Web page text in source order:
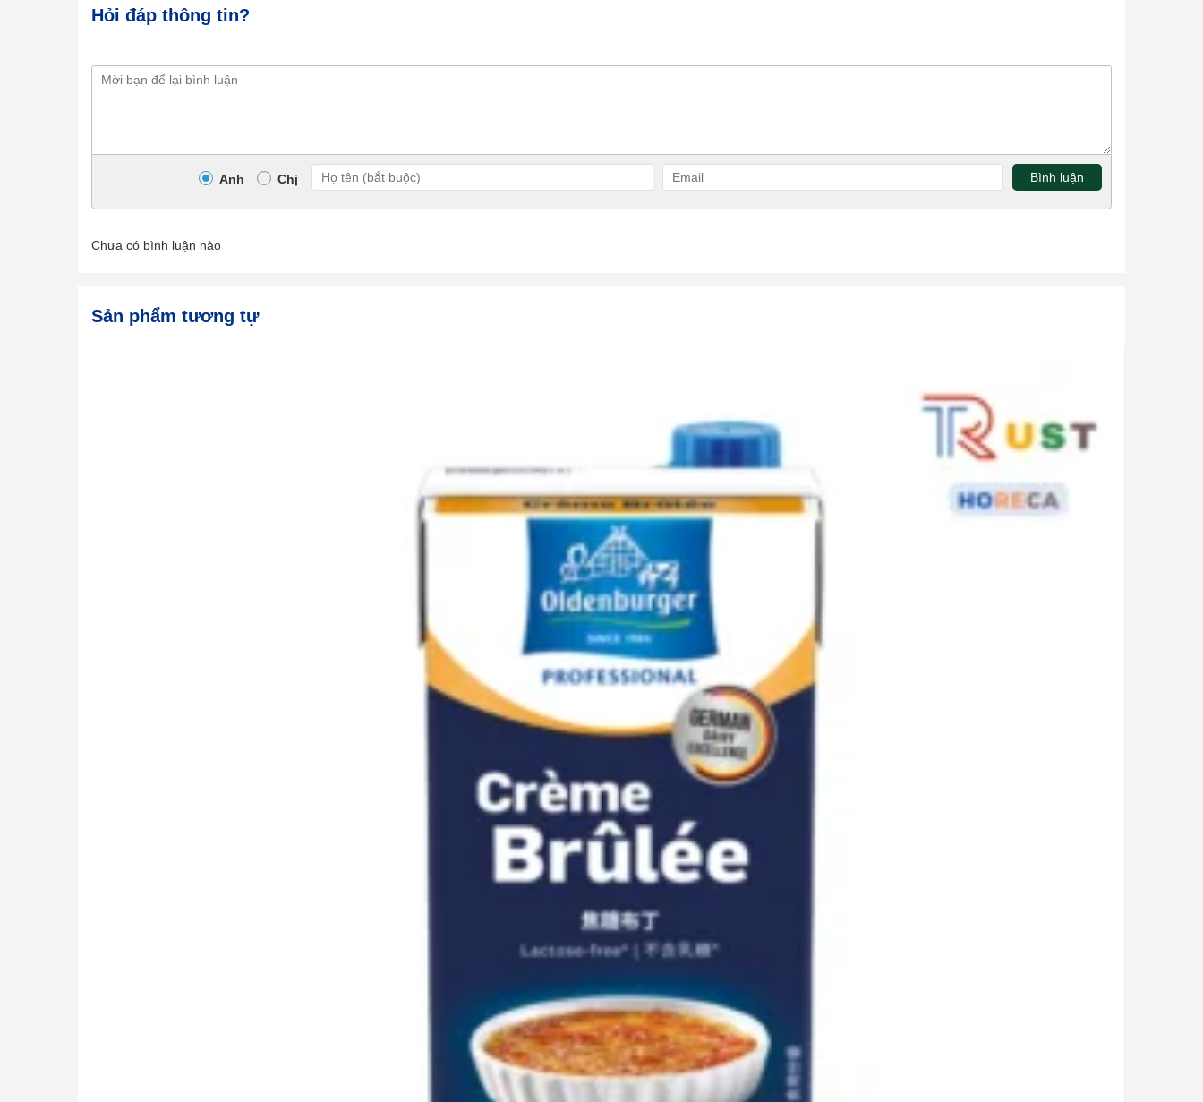
Hỏi đáp thông tin?
Anh Chị Bình luận
Chưa có bình luận nào
Sản phẩm tương tự